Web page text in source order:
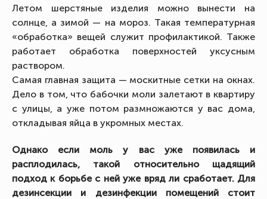
Летом шерстяные изделия можно вынести на
солнце, а зимой — на мороз. Такая температурная
«обработка» вещей служит профилактикой. Также
работает обработка поверхностей уксусным
раствором.
Самая главная защита — москитные сетки на окнах.
Дело в том, что бабочки моли залетают в квартиру
с улицы, а уже потом размножаются у вас дома,
откладывая яйца в укромных местах.
Однако если моль у вас уже появилась и
расплодилась, такой относительно щадящий
подход к борьбе с ней уже вряд ли сработает. Для
дезинсекции и дезинфекции помещений стоит